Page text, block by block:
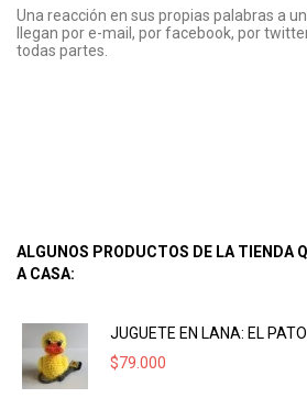
Una reacción en sus propias palabras a
llegan por e-mail, por facebook, por
todas partes.
ALGUNOS PRODUCTOS DE LA TIENDA
A CASA:
JUGUETE EN LANA: EL
$79.000